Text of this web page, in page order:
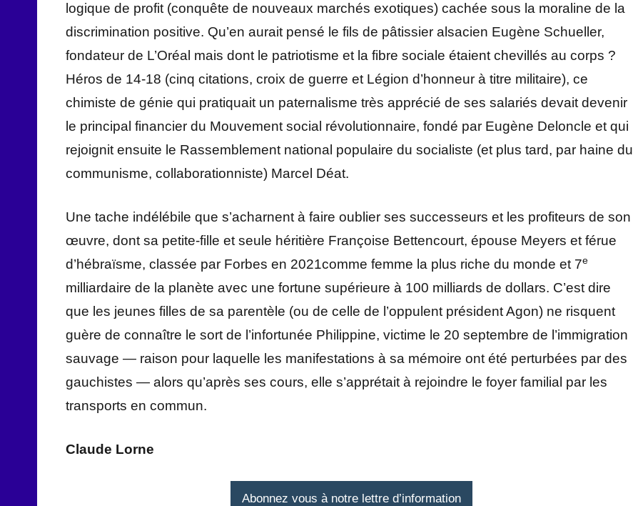
logique de profit (conquête de nouveaux marchés exotiques) cachée sous la moraline de la
discrimination positive. Qu’en aurait pensé le fils de pâtissier alsacien Eugène Schueller,
fondateur de L’Oréal mais dont le patriotisme et la fibre sociale étaient chevillés au corps ?
Héros de 14-18 (cinq citations, croix de guerre et Légion d’honneur à titre militaire), ce
chimiste de génie qui pratiquait un paternalisme très apprécié de ses salariés devait devenir
le principal financier du Mouvement social révolutionnaire, fondé par Eugène Deloncle et qui
rejoignit ensuite le Rassemblement national populaire du socialiste (et plus tard, par haine du
communisme, collaborationniste) Marcel Déat.
Une tache indélébile que s’acharnent à faire oublier ses successeurs et les profiteurs de son
œuvre, dont sa petite-fille et seule héritière Françoise Bettencourt, épouse Meyers et férue
d’hébraïsme, classée par Forbes en 2021comme femme la plus riche du monde et 7e
milliardaire de la planète avec une fortune supérieure à 100 milliards de dollars. C’est dire
que les jeunes filles de sa parentèle (ou de celle de l’oppulent président Agon) ne risquent
guère de connaître le sort de l’infortunée Philippine, victime le 20 septembre de l’immigration
sauvage — raison pour laquelle les manifestations à sa mémoire ont été perturbées par des
gauchistes — alors qu’après ses cours, elle s’apprétait à rejoindre le foyer familial par les
transports en commun.
Claude Lorne
Abonnez vous à notre lettre d’information